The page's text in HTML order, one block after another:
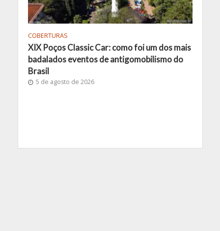
COBERTURAS
XIX Poços Classic Car: como foi um dos mais
badalados eventos de antigomobilismo do
Brasil
5 de agosto de 2026